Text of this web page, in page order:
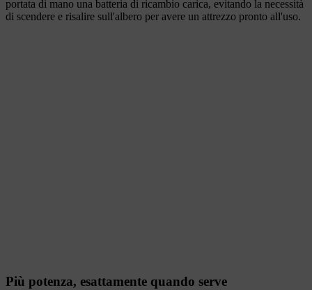
portata di mano una batteria di ricambio carica, evitando la necessità
di scendere e risalire sull'albero per avere un attrezzo pronto all'uso.
Più potenza, esattamente quando serve